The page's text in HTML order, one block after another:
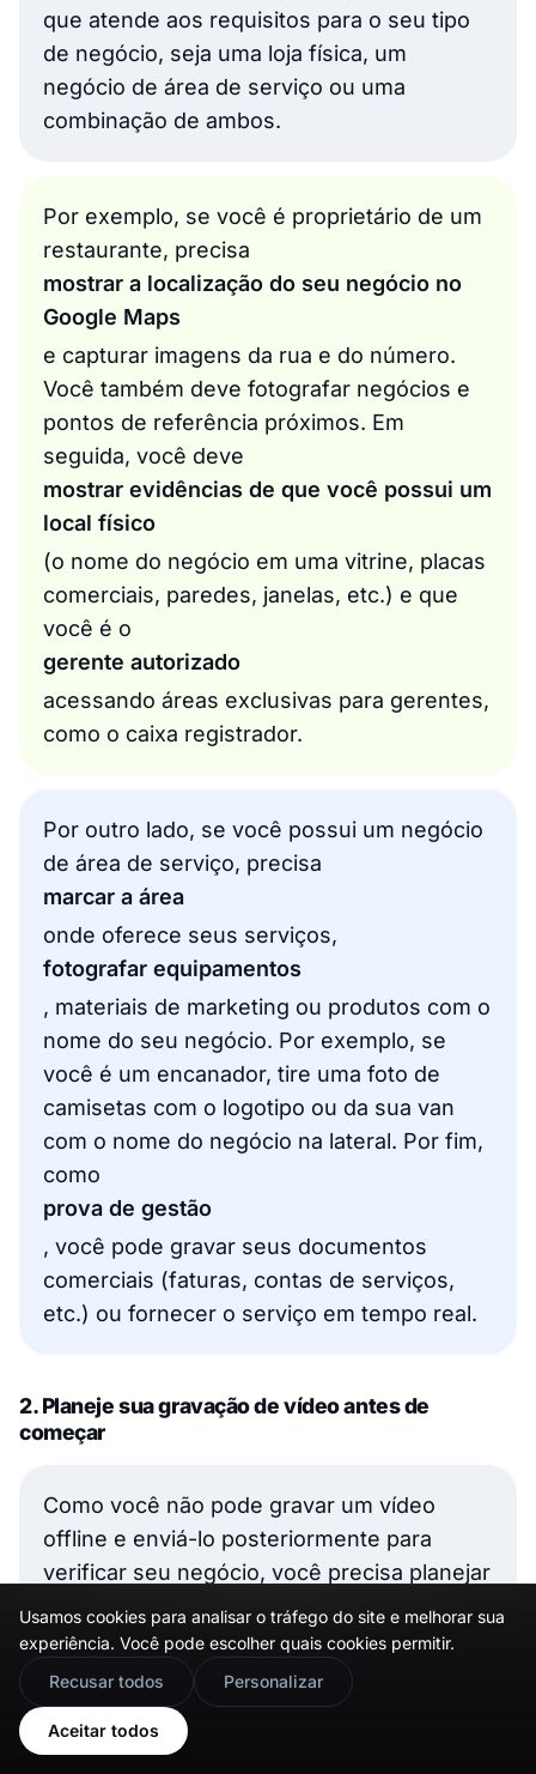
que atende aos requisitos para o seu tipo
de negócio, seja uma loja física, um
negócio de área de serviço ou uma
combinação de ambos.
Por exemplo, se você é proprietário de um
restaurante, precisa
mostrar a localização do seu negócio no
Google Maps
e capturar imagens da rua e do número.
Você também deve fotografar negócios e
pontos de referência próximos. Em
seguida, você deve
mostrar evidências de que você possui um
local físico
(o nome do negócio em uma vitrine, placas
comerciais, paredes, janelas, etc.) e que
você é o
gerente autorizado
acessando áreas exclusivas para gerentes,
como o caixa registrador.
Por outro lado, se você possui um negócio
de área de serviço, precisa
marcar a área
onde oferece seus serviços,
fotografar equipamentos
, materiais de marketing ou produtos com o
nome do seu negócio. Por exemplo, se
você é um encanador, tire uma foto de
camisetas com o logotipo ou da sua van
com o nome do negócio na lateral. Por fim,
como
prova de gestão
, você pode gravar seus documentos
comerciais (faturas, contas de serviços,
etc.) ou fornecer o serviço em tempo real.
2. Planeje sua gravação de vídeo antes de
começar
Como você não pode gravar um vídeo
offline e enviá-lo posteriormente para
verificar seu negócio, você precisa planejar
sua gravação com antecedência.
Além disso, o vídeo que você gravará
precisa ser uma
Usamos cookies para analisar o tráfego do site e melhorar sua
experiência. Você pode escolher quais cookies permitir.
Recusar todos
Personalizar
Aceitar todos
🇬🇧 Would you prefer this site in English?
View in English